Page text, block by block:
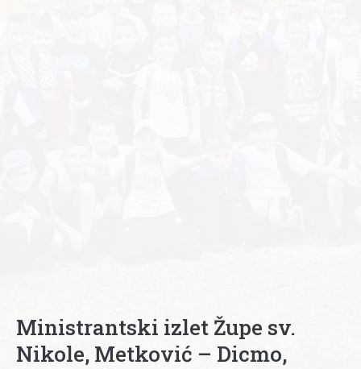
Ministrantski izlet Župe sv.
Nikole, Metković – Dicmo,